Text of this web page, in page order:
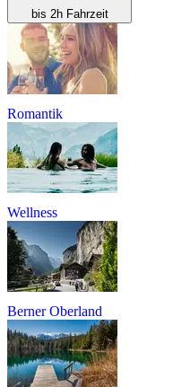
bis 2h Fahrzeit
Romantik
Wellness
Berner Oberland